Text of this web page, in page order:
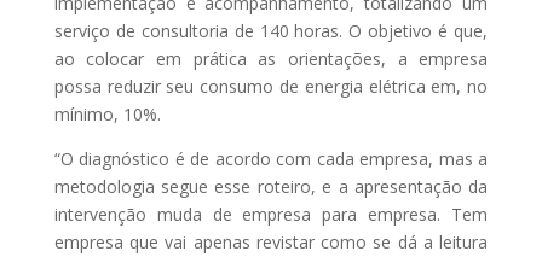
serviço de consultoria de 140 horas. O objetivo é que,
ao colocar em prática as orientações, a empresa
possa reduzir seu consumo de energia elétrica em, no
mínimo, 10%.
“O diagnóstico é de acordo com cada empresa, mas a
metodologia segue esse roteiro, e a apresentação da
intervenção muda de empresa para empresa. Tem
empresa que vai apenas revistar como se dá a leitura